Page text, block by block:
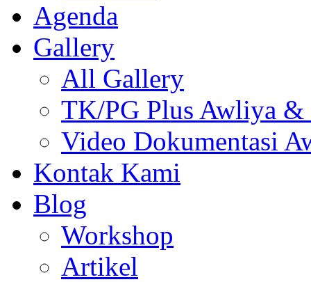
Agenda
Gallery
All Gallery
TK/PG Plus Awliya &
Video Dokumentasi
Kontak Kami
Blog
Workshop
Artikel